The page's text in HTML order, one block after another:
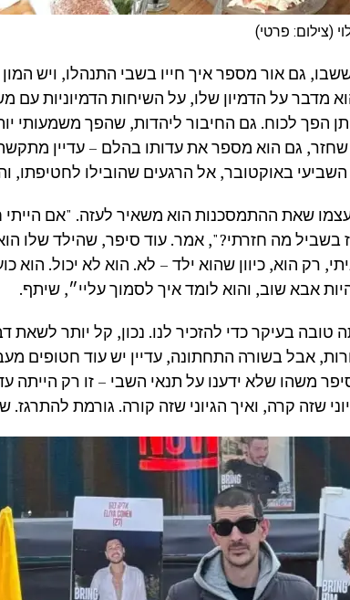
(צילום: פרטי)
גם אור מספר איך חייו בשבי התנהלו, ויש
מדבר על הדמיון שלו, על השיחות הדמיוניות עם
הפך לכוח. גם החיבור ליהדות, שהפך משמעותי
שחזר, גם הוא מספר את עדותו בהלם – עדיין
השביעי באוקטובר, אל הרגעים שהובילו לחטיפתו,
שאת ההתמסכנות הוא משאיר לעזה. "אם הייתי
מה חזרתי?", אמר. עוד סיפר, שהילד שלו
רק הוא, כיוון שהוא ילד – לא. הוא לא יכול. הוא
אבא שוב, והוא לומד איך לסמוך עליי״, שיתף.
טובה בעיקר כדי להזכיר לנו. נכון, קל יותר לשאת
אבל בשורה התחתונה, עדיין יש עוד חטופים
משהו שלא ידענו על תנאי השבי – זו רק הייתה
שזה קרה, ואיך הגיוני שזה קורה. גורמת להתרגז.